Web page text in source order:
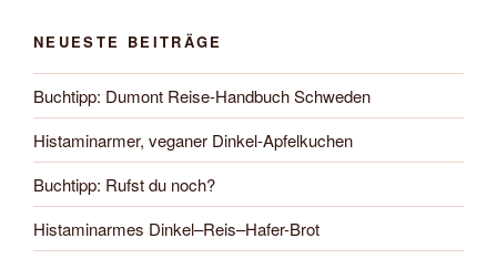
NEUESTE BEITRÄGE
Buchtipp: Dumont Reise-Handbuch Schweden
Histaminarmer, veganer Dinkel-Apfelkuchen
Buchtipp: Rufst du noch?
Histaminarmes Dinkel–Reis–Hafer-Brot